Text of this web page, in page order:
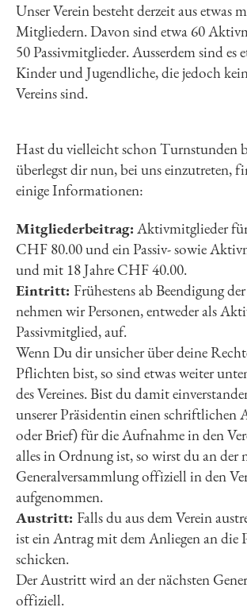
Unser Verein besteht derzeit aus etwas
Mitgliedern. Davon sind etwa 60
50 Passivmitglieder.Ausserdem sind es
Kinder und Jugendliche, die jedoch
Vereins sind.
Hast du vielleicht schon Turnstunden
überlegst dir nun, bei uns einzutreten,
einige Informationen:
Mitgliederbeitrag: Aktivmitglieder
CHF 80.00 und ein Passiv- sowie
und mit 18 Jahre CHF 40.00.
Eintritt: Frühestens ab Beendigung
nehmen wir Personen, entweder als
Passivmitglied, auf.
Wenn Du dir unsicher über deine
Pflichten bist, so sind etwas weiter
des Vereines. Bist du damit
unserer Präsidentin einen schriftlichen
oder Brief) für die Aufnahme in den
alles in Ordnung ist, so wirst du an der
Generalversammlung offiziell in den
aufgenommen.
Austritt: Falls du aus dem Verein
ist ein Antrag mit dem Anliegen an die
schicken.
Der Austritt wird an der nächsten
offiziell.